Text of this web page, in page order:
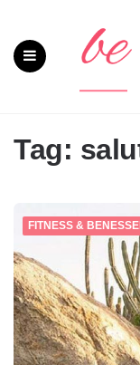
Tag:
FITNESS &